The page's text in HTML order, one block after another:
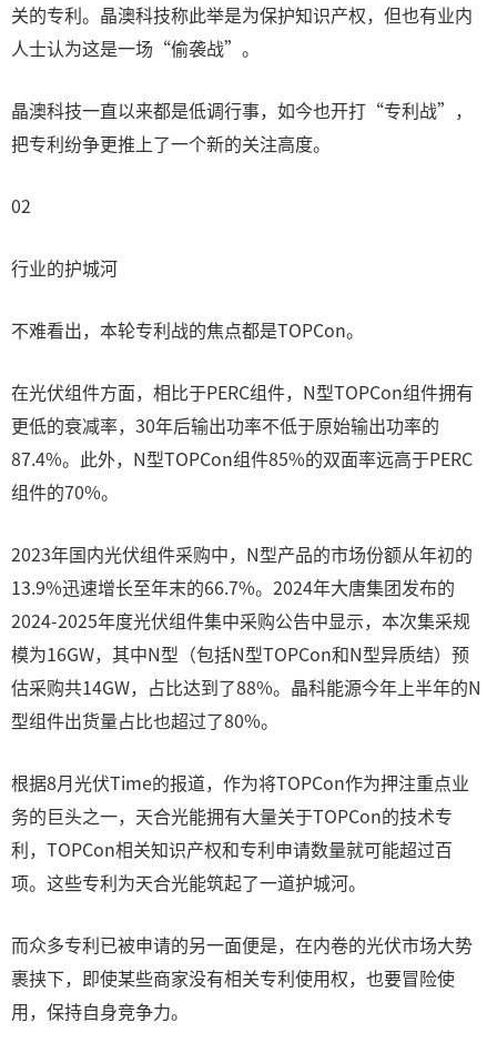
关的专利。晶澳科技称此举是为保护知识产权，但也有业内
人士认为这是一场“偷袭战”。
晶澳科技一直以来都是低调行事，如今也开打“专利战”，
把专利纷争更推上了一个新的关注高度。
02
行业的护城河
不难看出，本轮专利战的焦点都是TOPCon。
在光伏组件方面，相比于PERC组件，N型TOPCon组件拥有
更低的衰减率，30年后输出功率不低于原始输出功率的
87.4%。此外，N型TOPCon组件85%的双面率远高于PERC
组件的70%。
2023年国内光伏组件采购中，N型产品的市场份额从年初的
13.9%迅速增长至年末的66.7%。2024年大唐集团发布的
2024-2025年度光伏组件集中采购公告中显示，本次集采规
模为16GW，其中N型（包括N型TOPCon和N型异质结）预
估采购共14GW，占比达到了88%。晶科能源今年上半年的N
型组件出货量占比也超过了80%。
根据8月光伏Time的报道，作为将TOPCon作为押注重点业
务的巨头之一，天合光能拥有大量关于TOPCon的技术专
利，TOPCon相关知识产权和专利申请数量就可能超过百
项。这些专利为天合光能筑起了一道护城河。
而众多专利已被申请的另一面便是，在内卷的光伏市场大势
裹挟下，即使某些商家没有相关专利使用权，也要冒险使
用，保持自身竞争力。